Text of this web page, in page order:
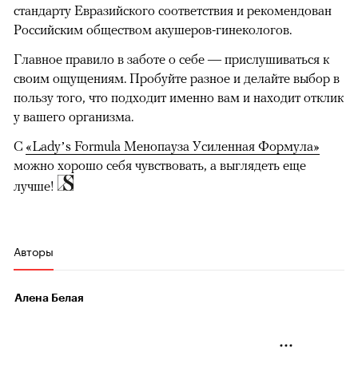
стандарту Евразийского соответствия и рекомендован
Российским обществом акушеров-гинекологов.
Главное правило в заботе о себе — прислушиваться к
своим ощущениям. Пробуйте разное и делайте выбор в
пользу того, что подходит именно вам и находит отклик
у вашего организма.
С «Lady’s Formula Менопауза Усиленная Формула»
можно хорошо себя чувствовать, а выглядеть еще
лучше!
Авторы
Алена Белая